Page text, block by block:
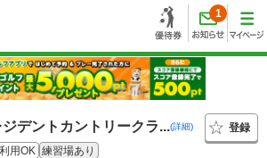
1
デントカントリークラ...(詳細)
登録
用OK 練習場あり